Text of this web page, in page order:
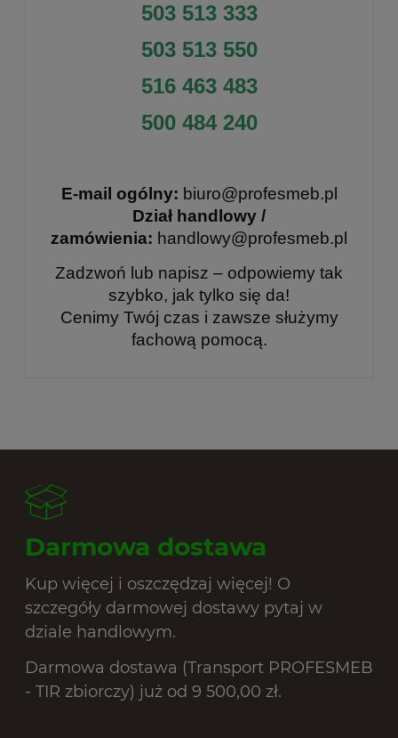
503 513 333
503 513 550
516 463 483
500 484 240
E-mail ogólny: biuro@profesmeb.pl
Dział handlowy /
zamówienia: handlowy@profesmeb.pl
Zadzwoń lub napisz – odpowiemy tak
szybko, jak tylko się da!
Cenimy Twój czas i zawsze służymy
fachową pomocą.
Darmowa dostawa
Kup więcej i oszczędzaj więcej! O
szczegóły darmowej dostawy pytaj w
dziale handlowym.
Darmowa dostawa (Transport PROFESMEB
- TIR zbiorczy) już od 9 500,00 zł.